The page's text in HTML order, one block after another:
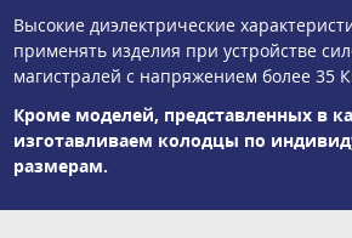
Высокие диэлектрические
применять изделия при устройстве
магистралей с напряжением более 35
Кроме моделей, представленных в
изготавливаем колодцы по
размерам.